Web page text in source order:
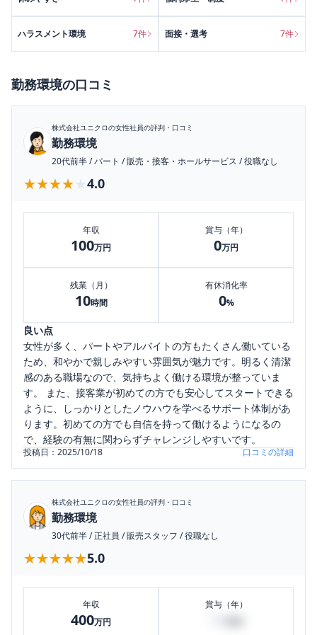
ハラスメント環境 7件 面接・選考 7件
勤務環境の口コミ
株式会社ユニクロの女性社員の評判・口コミ
勤務環境
20代前半/パート /販売・接客・ホールサービス /役職なし
★★★★★
★★★★★ 4.0
年収
100万円
賞与（年）
0万円
残業（月）
10時間
有休消化率
0%
良い点
女性が多く、パートやアルバイトの方もたくさん働いている
ため、和やかで親しみやすい雰囲気が魅力です。明るく清潔
感のある職場なので、気持ちよく働ける環境が整っていま
す。 また、接客業が初めての方でも安心してスタートできる
ように、しっかりとしたノウハウを学べるサポート体制があ
ります。初めての方でも自信を持って働けるようになるの
で、経験の有無に関わらずチャレンジしやすいです。
投稿日：2025/10/18 口コミの詳細
株式会社ユニクロの女性社員の評判・口コミ
勤務環境
30代前半/正社員 /販売スタッフ /役職なし
★★★★★
★★★★★5.0
年収
400万円
賞与（年）